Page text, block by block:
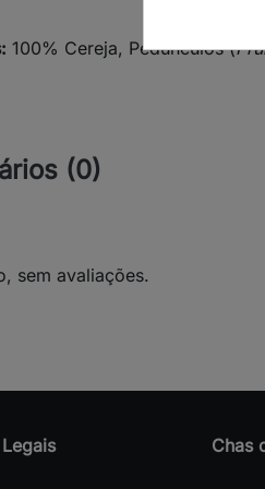
100% Cereja, Pedúnculos (
(0)
sem avaliações.
Chas